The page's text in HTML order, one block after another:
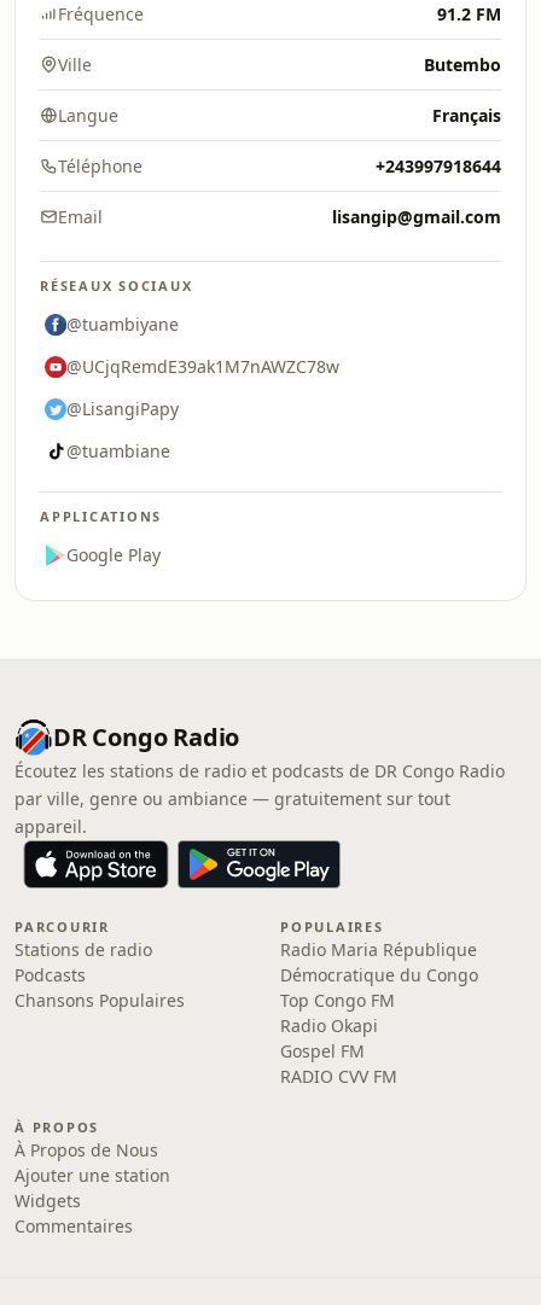
Fréquence 91.2 FM
Ville Butembo
Langue Français
Téléphone +243997918644
Email lisangip@gmail.com
RÉSEAUX SOCIAUX
@tuambiyane
@UCjqRemdE39ak1M7nAWZC78w
@LisangiPapy
@tuambiane
APPLICATIONS
Google Play
DR Congo Radio
Écoutez les stations de radio et podcasts de DR Congo Radio
par ville, genre ou ambiance — gratuitement sur tout
appareil.
PARCOURIR
Stations de radio
Podcasts
Chansons Populaires
POPULAIRES
Radio Maria République
Démocratique du Congo
Top Congo FM
Radio Okapi
Gospel FM
RADIO CVV FM
À PROPOS
À Propos de Nous
Ajouter une station
Widgets
Commentaires